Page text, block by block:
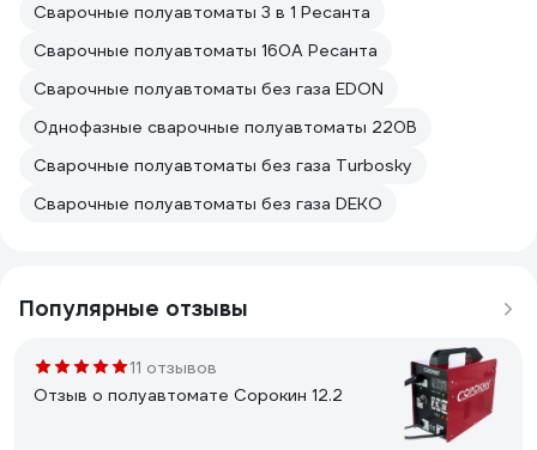
Сварочные полуавтоматы 3 в 1 Ресанта
Сварочные полуавтоматы 160А Ресанта
Сварочные полуавтоматы без газа EDON
Однофазные сварочные полуавтоматы 220В
Сварочные полуавтоматы без газа Turbosky
Сварочные полуавтоматы без газа DEKO
Популярные отзывы
11 отзывов
Отзыв о полуавтомате Сорокин 12.2